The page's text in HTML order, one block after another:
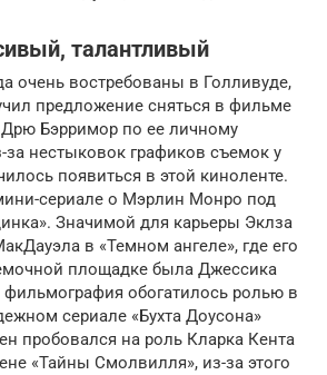
талантливый
очень востребованы в Голливуде,
предложение сняться в фильме
Бэрримор по ее личному
за нестыковок графиков съемок у
появиться в этой киноленте.
сериале о Мэрлин Монро под
Значимой для карьеры Эклза
в «Темном ангеле», где его
площадке была Джессика
обогатилось ролью в
сериале «Бухта Доусона»
пробовался на роль Кларка Кента
«Тайны Смолвилля», из-за этого